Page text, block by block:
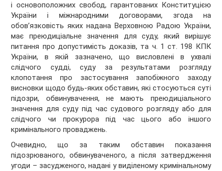
і основоположних свобод, гарантованих Конституцією
України і міжнародними договорами, згода на
обов’язковість яких надана Верховною Радою України,
має преюдиціальне значення для суду, який вирішує
питання про допустимість доказів, та ч. 1 ст. 198 КПК
України, в якій зазначено, що висловлені в ухвалі
слідчого судді, суду за результатами розгляду
клопотання про застосування запобіжного заходу
висновки щодо будь-яких обставин, які стосуються суті
підозри, обвинувачення, не мають преюдиціального
значення для суду під час судового розгляду або для
слідчого чи прокурора під час цього або іншого
кримінального проваджень.
Очевидно, що за таким обставин показання
підозрюваного, обвинуваченого, а після затвердження
угоди – засудженого, надані у виділеному кримінальному